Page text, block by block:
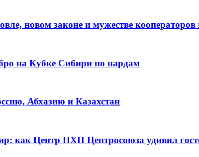
новом законе и мужестве кооператоров
на Кубке Сибири по нардам
Абхазию и Казахстан
как Центр НХП Центросоюза удивил